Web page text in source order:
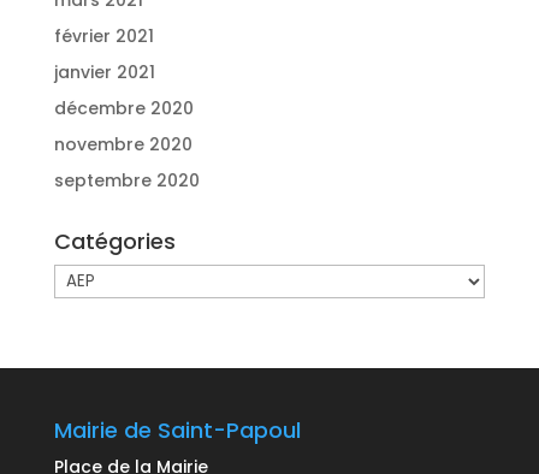
février 2021
janvier 2021
décembre 2020
novembre 2020
septembre 2020
Catégories
Catégories
Mairie de Saint-Papoul
Place de la Mairie